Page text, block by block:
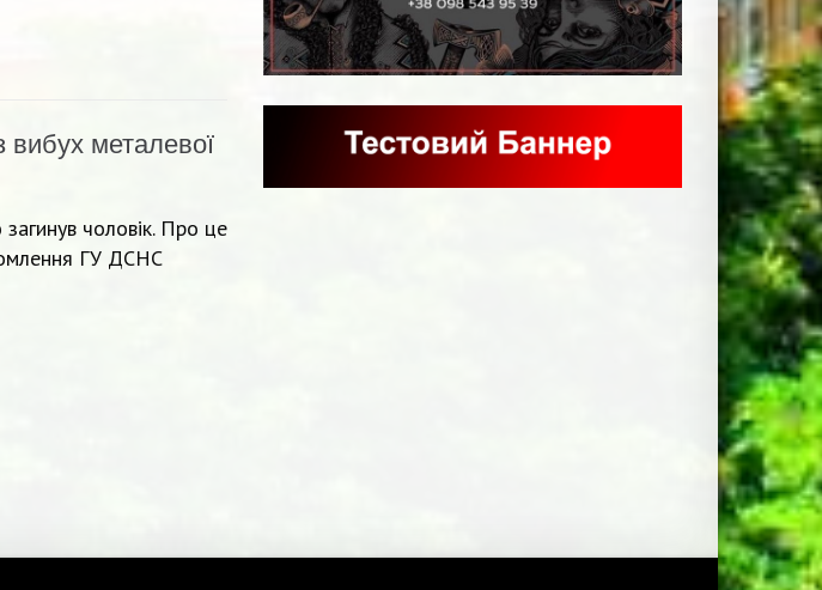
вибух металевої
чоловік. Про це
ГУ ДСНС